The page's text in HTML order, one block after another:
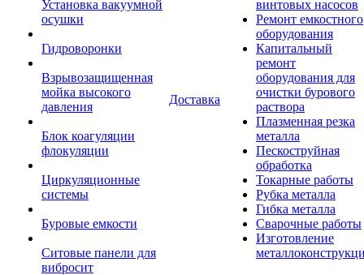
Установка вакуумной
осушки
Гидроворонки
Взрывозащищенная
мойка высокого
давления
Блок коагуляции
флокуляции
Циркуляционные
системы
Буровые емкости
Ситовые панели для
вибросит
Доставка
винтовых насосов
Ремонт емкостного
оборудования
Капитальный
ремонт
оборудования для
очистки бурового
раствора
Плазменная резка
металла
Пескоструйная
обработка
Токарные работы
Рубка металла
Гибка металла
Сварочные работы
Изготовление